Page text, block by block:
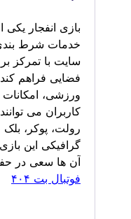
آن‌ ها سعی در حفظ عدالت و شفافیت دارند.
فوتبال بت ۴۰۴